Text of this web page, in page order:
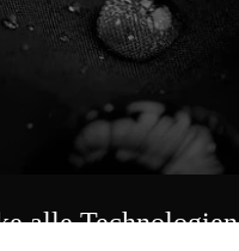
alle Technologien